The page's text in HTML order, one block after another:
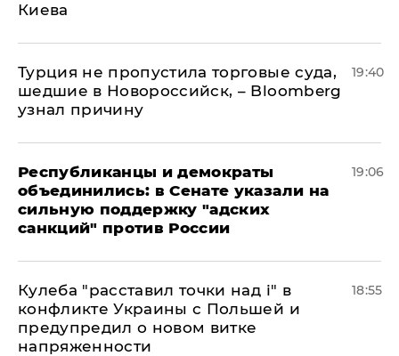
Киева
Турция не пропустила торговые суда,
шедшие в Новороссийск, – Bloomberg
узнал причину
19:40
Республиканцы и демократы
объединились: в Сенате указали на
сильную поддержку "адских
санкций" против России
19:06
Кулеба "расставил точки над і" в
конфликте Украины с Польшей и
предупредил о новом витке
напряженности
18:55